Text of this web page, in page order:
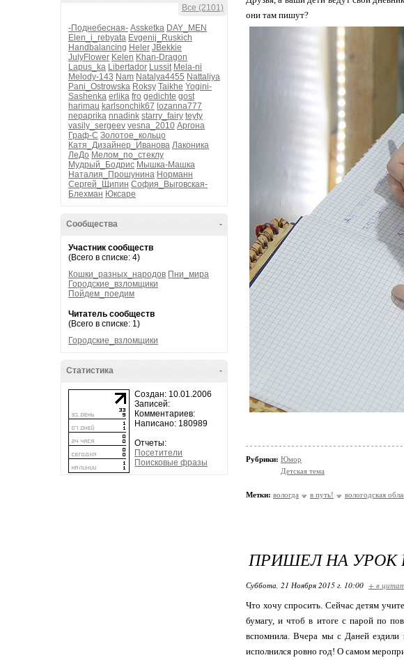
Все (2101)
-Поднебесная- Assketka DAY_MEN
Elen_i_rebyata Evgenij_Ruskich
Handbalancing Heler JBekkie
JulyFlower Kelen Khan-Dragon
Lapus_ka Libertador Lussit Mela-ni
Melody-143 Nam Natalya4455 Nattaliya
Pani_Ostrowska Roksy Taikhe Yogini-
Sashenka erlika fro gedichte gost
harimau karlsonchik67 lozanna777
nepaprika nnadink starry_fairy teyty
vasily_sergeev vesna_2010 Аргона
Граф-С Золотое_кольцо
Катя_Дизайнер_Иванова Лаконика
ЛеДо Мелом_по_стеклу
Мудрый_Бодрис Мышка-Машка
Наталия_Прошунина Норманн
Сергей_Щипин София_Выговская-
Блехман Юксаре
-
Сообщества
Участник сообществ
(Всего в списке: 4)
Кошки_разных_народов Пни_мира
Городские_взломщики
Пойдем_поедим
Читатель сообществ
(Всего в списке: 1)
Городские_взломщики
-
Статистика
Создан: 10.01.2006
Записей:
Комментариев:
Написано: 180989
Отчеты:
Посетители
Поисковые фразы
они там пишут?
Рубрики: Юмор
Детская тема
Метки: вологда в путь! вологодская
ПРИШЕЛ НА УРОК
Суббота, 21 Ноября 2015 г. 10:00 + в
Что хочу спросить. Сейчас детям
бумагу, и чтоб в итоге с парой по
вспомнила. Вчера мы с Даней ездили
исполнился ровно год! О самом